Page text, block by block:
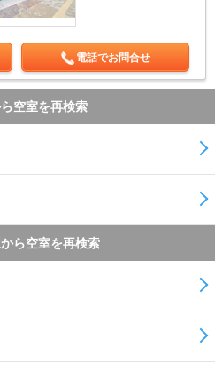
電話でお問合せ
空室を再検索
ら空室を再検索